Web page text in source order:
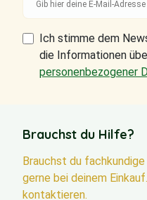
Ich stimme dem
die Informationen
personenbezogener
Brauchst du Hilfe?
Brauchst du
gerne bei deinem
kontaktieren.